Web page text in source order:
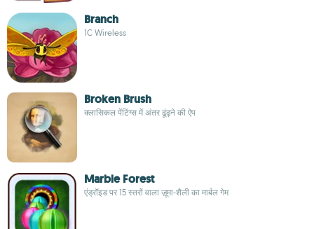
Branch
1C Wireless
Broken Brush
क्लासिकल पेंटिंग्स में अंतर ढूंढ़ने की ऐप
Marble Forest
एंड्रॉइड पर 15 स्तरों वाला ज़ूमा-शैली का मार्बल गेम